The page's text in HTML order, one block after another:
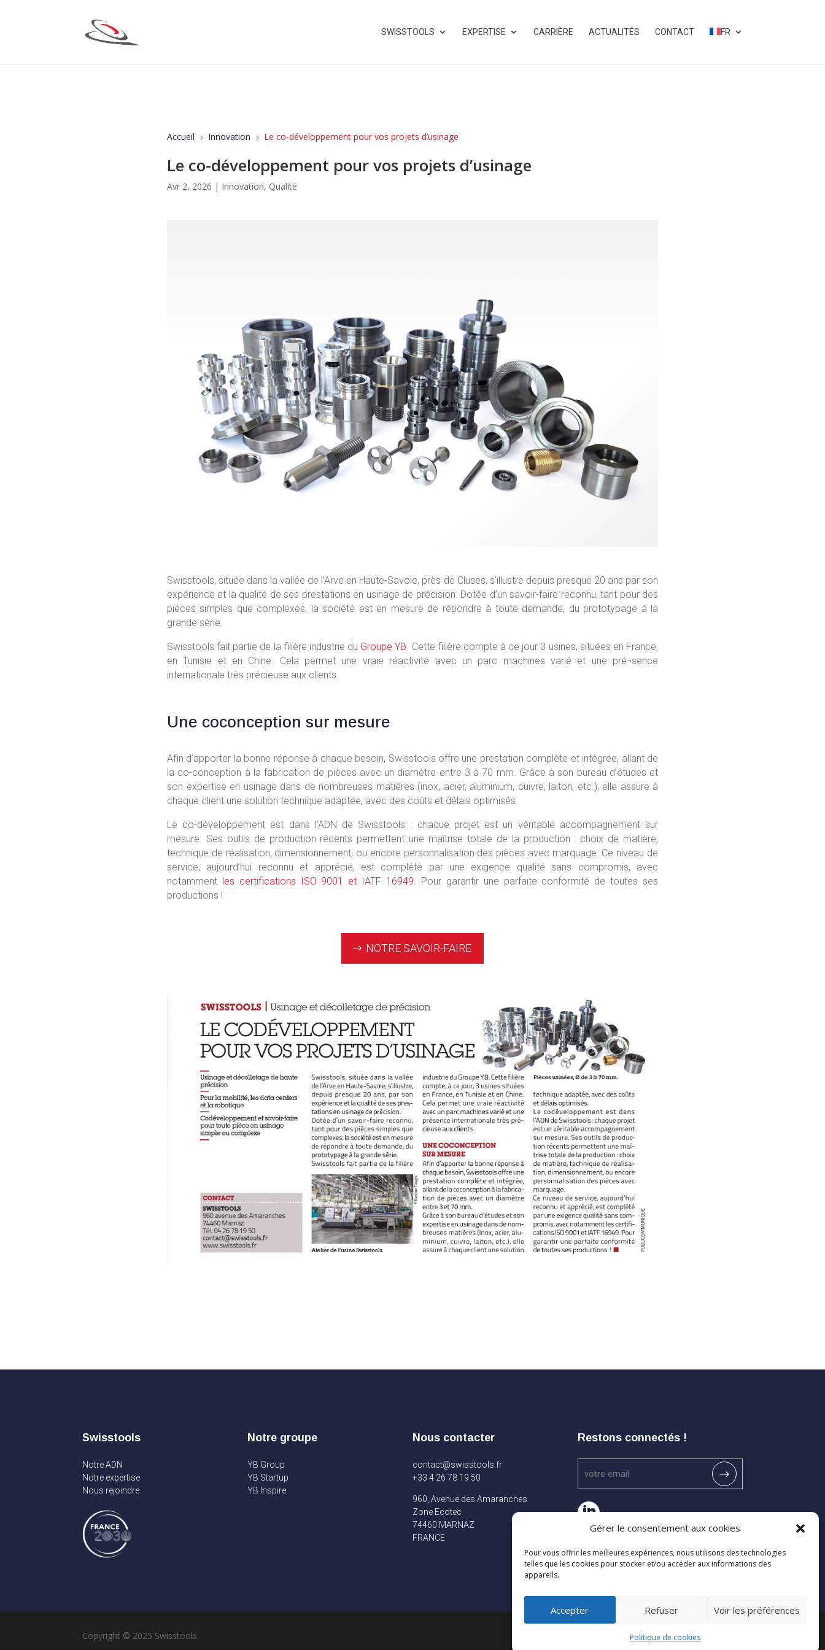
Gérer le consentement aux cookies
Pour vous offrir les meilleures expériences, nous utilisons des technologies
telles que les cookies pour stocker et/ou accéder aux informations des
appareils.
Accepter Refuser Voir les préférences
Politique de cookies
SWISSTOOLS EXPERTISE CARRIÈRE ACTUALITÉS CONTACT FR
Accueil 5 Innovation 5 Le co-développement pour vos projets d’usinage
Le co-développement pour vos projets d’usinage
Avr 2, 2026 | Innovation, Qualité
Swisstools, située dans la vallée de l’Arve en Haute-Savoie, près de Cluses, s’illustre depuis presque 20 ans par son
expérience et la qualité de ses prestations en usinage de précision. Dotée d’un savoir-faire reconnu, tant pour des
pièces simples que complexes, la société est en mesure de répondre à toute demande, du prototypage à la
grande série.
Swisstools fait partie de la filière industrie du Groupe YB . Cette filière compte à ce jour 3 usines, situées en France,
en Tunisie et en Chine. Cela permet une vraie réactivité avec un parc machines varié et une pré¬sence
internationale très précieuse aux clients.
Une coconception sur mesure
Afin d’apporter la bonne réponse à chaque besoin, Swisstools offre une prestation complète et intégrée, allant de
la co-conception à la fabrication de pièces avec un diamètre entre 3 à 70 mm. Grâce à son bureau d’études et
son expertise en usinage dans de nombreuses matières (inox, acier, aluminium, cuivre, laiton, etc.), elle assure à
chaque client une solution technique adaptée, avec des coûts et délais optimisés.
Le co-développement est dans l’ADN de Swisstools : chaque projet est un véritable accompagnement sur
mesure. Ses outils de production récents permettent une maîtrise totale de la production : choix de matière,
technique de réalisation, dimensionnement, ou encore personnalisation des pièces avec marquage. Ce niveau de
service, aujourd’hui reconnu et apprécié, est complété par une exigence qualité sans compromis, avec
notamment les certifications ISO 9001 et IATF 16949 . Pour garantir une parfaite conformité de toutes ses
productions !
NOTRE SAVOIR-FAIRE
Swisstools
Notre ADN
Notre expertise
Nous rejoindre
Notre groupe
YB Group
YB Startup
YB Inspire
Nous contacter
contact@swisstools.fr
+33 4 26 78 19 50
960, Avenue des Amaranches
Zone Ecotec
74460 MARNAZ
FRANCE
Restons connectés !

Copyright © 2025 Swisstools